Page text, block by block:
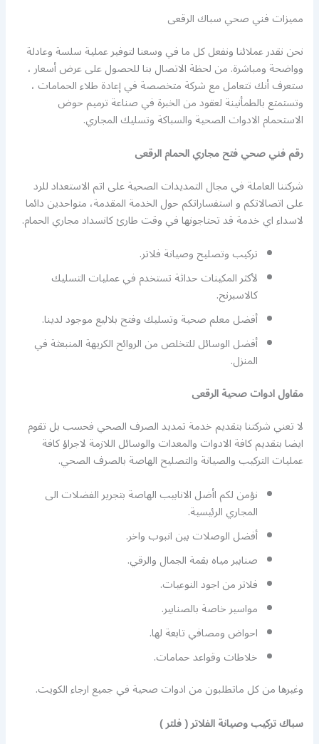
مميزات فني صحي سباك الرقعى
نحن نقدر عملائنا ونفعل كل ما في وسعنا لتوفير عملية سلسة وعادلة
وواضحة ومباشرة. من لحظة الاتصال بنا للحصول على عرض أسعار ،
ستعرف أنك تتعامل مع شركة متخصصة في إعادة طلاء الحمامات ،
وتستمتع بالطمأنينة لعقود من الخبرة في صناعة ترميم حوض
الاستحمام الادوات الصحية والسباكة وتسليك المجاري.
رقم فني صحي فتح مجاري الحمام الرقعى
شركتنا العاملة في مجال التمديدات الصحية على اتم الاستعداد للرد
على اتصالاتكم و استفساراتكم حول الخدمة المقدمة، متواحدين دائما
لاسداء اي خدمة قد تحتاجونها في وقت طارئ كانسداد مجاري الحمام.
تركيب وتصليح وصيانة فلاتر.
لأكثر المكينات حداثة تستخدم في عمليات التسليك
كالاسبرنح.
أفضل معلم صحية وتسليك وفتح بلاليع موجود لدينا.
أفضل الوسائل للتخلص من الروائح الكريهة المنبعثة في
المنزل.
مقاول ادوات صحية الرقعى
لا تعني شركتنا بتقديم خدمة تمديد الصرف الصحي فحسب بل تقوم
ايضا بتقديم كافة الادوات والمعدات والوسائل اللازمة لاجراؤ كافة
عمليات التركيب والصيانة والتصليح الهاصة بالصرف الصحي.
نؤمن لكم اأضل الانابيب الهاصة بتجرير الفضلات الى
المجاري الرئيسية.
أفضل الوصلات بين انبوب واخر.
صنابير مياه بقمة الجمال والرقي.
فلاتر من اجود النوعيات.
مواسير خاصة بالصنابير.
احواض ومصافي تابعة لها.
خلاطات وقواعد حمامات.
وغيرها من كل ماتطلبون من ادوات صحية في جميع ارجاء الكويت.
سباك تركيب وصيانة الفلاتر ( فلتر )